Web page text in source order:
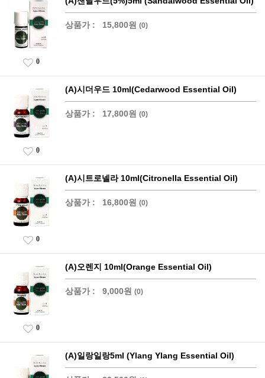
상품가 : 15,800원 (0)
0
(A)시더우드 10ml(Cedarwood Essential Oil)
상품가 : 17,800원 (0)
0
(A)시트로넬라 10ml(Citronella Essential Oil)
상품가 : 16,800원 (0)
0
(A)오렌지 10ml(Orange Essential Oil)
상품가 : 9,000원 (0)
0
(A)일랑일랑5ml (Ylang Ylang Essential Oil)